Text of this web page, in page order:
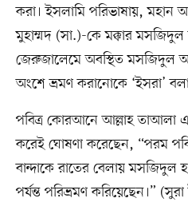
করা। ইসলামি পরিভাষায়, মহান
মুহাম্মদ (সা.)-কে মক্কার মসজিদুল
জেরুজালেমে অবস্থিত মসজিদুল
অংশে ভ্রমণ করানোকে ‘ইসরা’
পবিত্র কোরআনে আল্লাহ তাআলা
করেই ঘোষণা করেছেন, “পরম
বান্দাকে রাতের বেলায়
পর্যন্ত পরিভ্রমণ করিয়েছেন।”